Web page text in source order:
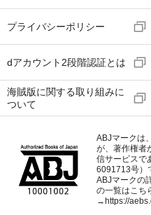
プライバシーポリシー
dアカウント2段階認証とは
海賊版に関する取り組みに
ついて
ABJマークは
が、著作権者
信サービスで
6091713号）
ABJマークの
の一覧はこち
→https://